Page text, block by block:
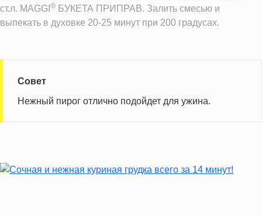
ст.л. MAGGI ® БУКЕТА ПРИПРАВ. Залить смесью и
выпекать в духовке 20-25 минут при 200 градусах.
Совет
Нежный пирог отлично подойдет для ужина.